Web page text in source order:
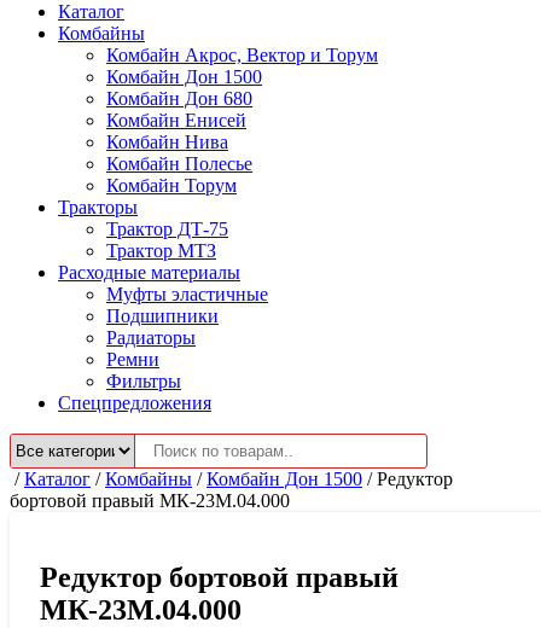
Каталог
Комбайны
Комбайн Акрос, Вектор и Торум
Комбайн Дон 1500
Комбайн Дон 680
Комбайн Енисей
Комбайн Нива
Комбайн Полесье
Комбайн Торум
Тракторы
Трактор ДТ-75
Трактор МТЗ
Расходные материалы
Муфты эластичные
Подшипники
Радиаторы
Ремни
Фильтры
Спецпредложения
/Каталог /Комбайны /Комбайн Дон 1500 /Редуктор
бортовой правый МК-23М.04.000
Редуктор бортовой правый
МК-23М.04.000